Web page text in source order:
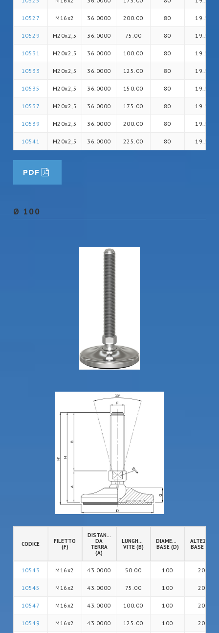
10527 M16x2 36.0000 200.00 80 19.5
10529 M20x2,5 36.0000 75.00 80 19.5
10531 M20x2,5 36.0000 100.00 80 19.5
10533 M20x2,5 36.0000 125.00 80 19.5
10535 M20x2,5 36.0000 150.00 80 19.5
10537 M20x2,5 36.0000 175.00 80 19.5
10539 M20x2,5 36.0000 200.00 80 19.5
10541 M20x2,5 36.0000 225.00 80 19.5
PDF
Ø 100
CODICE
FILETTO
(F)
DISTANZA
DA
TERRA
(A)
LUNGHEZZA
VITE (B)
DIAMETRO
BASE (D)
ALTEZZA
BASE (G)
10543 M16x2 43.0000 50.00 100 20
10545 M16x2 43.0000 75.00 100 20
10547 M16x2 43.0000 100.00 100 20
10549 M16x2 43.0000 125.00 100 20